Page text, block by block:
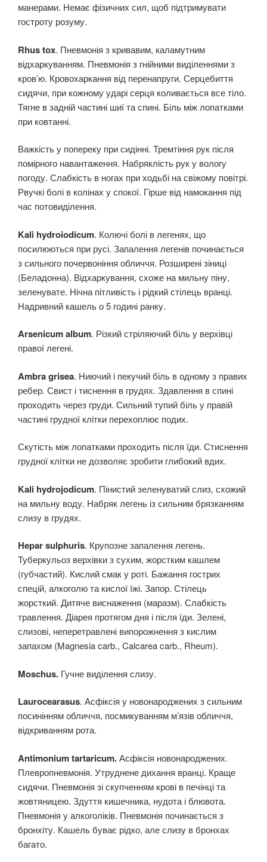
манерами. Немає фізичних сил, щоб підтримувати
гостроту розуму.
Rhus tox. Пневмонія з кривавим, каламутним
відхаркуванням. Пневмонія з гнійними виділеннями з
кров’ю. Кровохаркання від перенапруги. Серцебиття
сидячи, при кожному ударі серця коливається все тіло.
Тягне в задній частині шиї та спині. Біль між лопатками
при ковтанні.
Важкість у попереку при сидінні. Тремтіння рук після
помірного навантаження. Набряклість рук у вологу
погоду. Слабкість в ногах при ходьбі на свіжому повітрі.
Рвучкі болі в колінах у спокої. Гірше від намокання під
час потовиділення.
Kali hydroiodicum. Колючі болі в легенях, що
посилюються при русі. Запалення легенів починається
з сильного почервоніння обличчя. Розширені зіниці
(Беладонна). Відхаркування, схоже на мильну піну,
зеленувате. Нічна пітливість і рідкий стілець вранці.
Надривний кашель о 5 годині ранку.
Arsenicum album. Різкий стріляючий біль у верхівці
правої легені.
Ambra grisea. Ниючий і пекучий біль в одному з правих
ребер. Свист і тиснення в грудях. Здавлення в спині
проходить через груди. Сильний тупий біль у правій
частині грудної клітки перехоплює подих.
Скутість між лопатками проходить після їди. Стиснення
грудної клітки не дозволяє зробити глибокий вдих.
Kali hydrojodicum. Пінистий зеленуватий слиз, схожий
на мильну воду. Набряк легень із сильним брязканням
слизу в грудях.
Hepar sulphuris. Крупозне запалення легень.
Туберкульоз верхівки з сухим, жорстким кашлем
(губчастий). Кислий смак у роті. Бажання гострих
спецій, алкоголю та кислої їжі. Запор. Стілець
жорсткий. Дитяче виснаження (маразм). Слабкість
травлення. Діарея протягом дня і після їди. Зелені,
слизові, неперетравлені випорожнення з кислим
запахом (Magnesia carb., Calcarea carb., Rheum).
Moschus. Гучне виділення слизу.
Laurocearasus. Асфіксія у новонароджених з сильним
посинінням обличчя, посмикуванням м’язів обличчя,
відкриванням рота.
Antimonium tartaricum.Асфіксія новонароджених.
Плевропневмонія. Утруднене дихання вранці. Краще
сидячи. Пневмонія зі скупченням крові в печінці та
жовтяницею. Здуття кишечника, нудота і блювота.
Пневмонія у алкоголіків. Пневмонія починається з
бронхіту. Кашель буває рідко, але слизу в бронхах
багато.